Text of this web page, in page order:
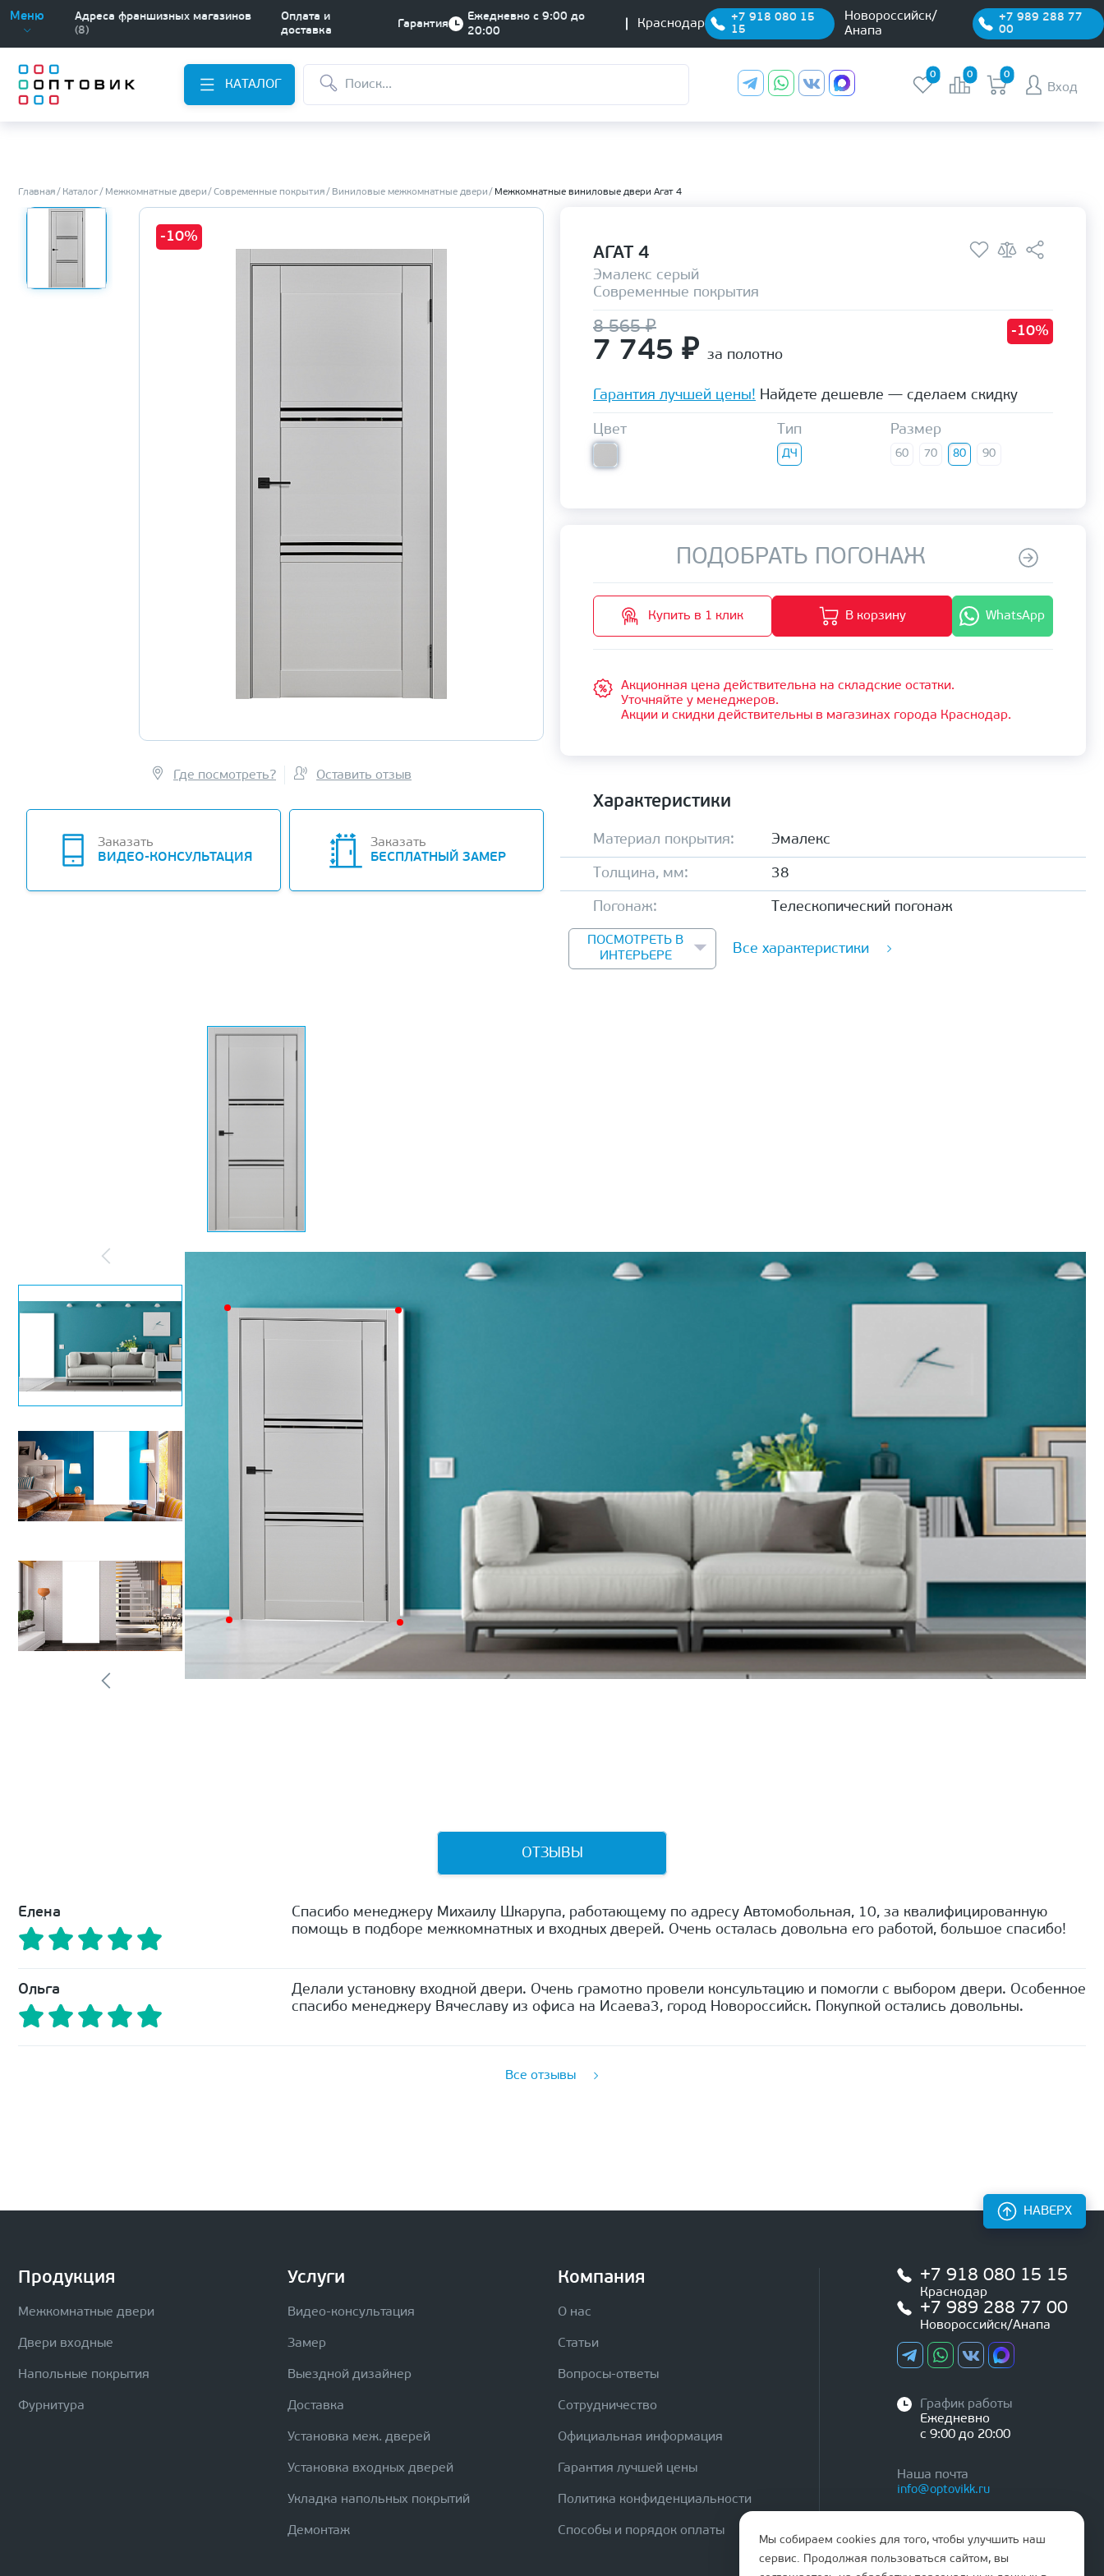
Меню
Адреса франшизных магазинов
(8)
Оплата и
доставка
Гарантия
Ежедневно с 9:00 до
20:00
Краснодар
+7 918 080 15
15
Новороссийск/
Анапа
+7 989 288 77
00
КАТАЛОГ
0 0 0
Вход
Главная Каталог Межкомнатные двери Современные покрытия Виниловые межкомнатные двери Межкомнатные виниловые двери Агат 4
-10%
Где посмотреть? Оставить отзыв
Заказать
ВИДЕО-КОНСУЛЬТАЦИЯ
Заказать
БЕСПЛАТНЫЙ ЗАМЕР
АГАТ 4
Эмалекс серый
Современные покрытия
8 565 ₽
7 745 ₽ за полотно
-10%
Гарантия лучшей цены! Найдете дешевле — сделаем скидку
Цвет Тип
ДЧ
Размер
60 70 80 90
ПОДОБРАТЬ ПОГОНАЖ
Купить в 1 клик В корзину WhatsApp
Акционная цена действительна на складские остатки.
Уточняйте у менеджеров.
Акции и скидки действительны в магазинах города Краснодар.
Характеристики
Материал покрытия: Эмалекс
Толщина, мм: 38
Погонаж: Телескопический погонаж
ПОСМОТРЕТЬ В
ИНТЕРЬЕРЕ
Все характеристики
ОТЗЫВЫ
Елена
Спасибо менеджеру Михаилу Шкарупа, работающему по адресу Автомобольная, 10, за квалифицированную
помощь в подборе межкомнатных и входных дверей. Очень осталась довольна его работой, большое спасибо!
Ольга
Делали установку входной двери. Очень грамотно провели консультацию и помогли с выбором двери. Особенное
спасибо менеджеру Вячеславу из офиса на Исаева3, город Новороссийск. Покупкой остались довольны.
Все отзывы
Продукция
Межкомнатные двери
Двери входные
Напольные покрытия
Фурнитура
Услуги
Видео-консультация
Замер
Выездной дизайнер
Доставка
Установка меж. дверей
Установка входных дверей
Укладка напольных покрытий
Демонтаж
Компания
О нас
Статьи
Вопросы-ответы
Сотрудничество
Официальная информация
Гарантия лучшей цены
Политика конфиденциальности
Способы и порядок оплаты
+7 918 080 15 15
Краснодар
+7 989 288 77 00
Новороссийск/Анапа
График работы
Ежедневно
с 9:00 до 20:00
Наша почта
info@optovikk.ru
НАВЕРХ
Мы собираем cookies для того, чтобы улучшить наш
сервис. Продолжая пользоваться сайтом, вы